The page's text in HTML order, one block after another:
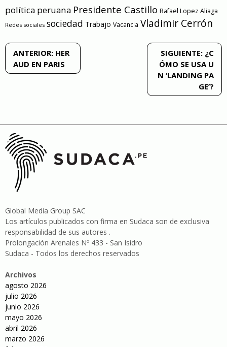
política peruana Presidente Castillo Rafael Lopez Aliaga
Redes sociales sociedad Trabajo Vacancia Vladimir Cerrón
Navegación
de
ANTERIOR: HER
AUD EN PARIS
SIGUIENTE: ¿C
ÓMO SE USA U
N ‘LANDING PA
GE’?
Global Media Group SAC
Los artículos publicados con firma en Sudaca son de exclusiva
responsabilidad de sus autores .
Prolongación Arenales Nº 433 - San Isidro
Sudaca - Todos los derechos reservados
Archivos
agosto 2026
julio 2026
junio 2026
mayo 2026
abril 2026
marzo 2026